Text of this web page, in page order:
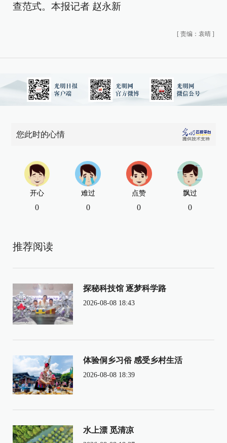
查范式。本报记者 赵永新
[ 责编：袁晴 ]
您此时的心情
开心
0
难过
0
点赞
0
飘过
0
推荐阅读
探秘科技馆 逐梦科学路
2026-08-08 18:43
体验侗乡习俗 感受乡村生活
2026-08-08 18:39
水上漂 觅清凉